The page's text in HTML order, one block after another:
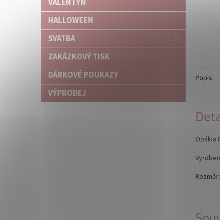
VALENTÝN
HALLOWEEN
SVATBA
ZAKÁZKOVÝ TISK
DÁRKOVÉ POUKAZY
VÝPRODEJ
Popis
Obálka